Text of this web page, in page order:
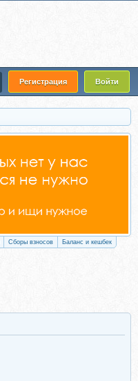
Регистрация Войти
Сборы взносов Баланс и кешбек